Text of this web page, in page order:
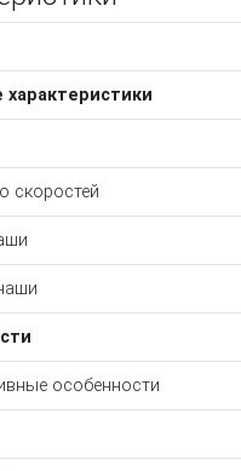
скоростей
особенности